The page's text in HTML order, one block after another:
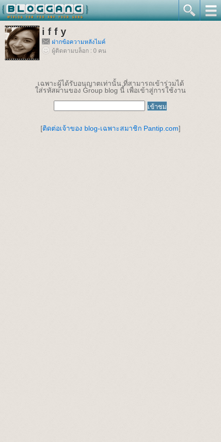
i f f y
ฝากข้อความหลังไมค์
ผู้ติดตามบล็อก : 0 คน
เฉพาะผู้ได้รับอนุญาตเท่านั้น ที่สามารถเข้าร่วมได้
ใส่รหัสผ่านของ Group blog นี้ เพื่อเข้าสู่การใช้งาน
[ติดต่อเจ้าของ blog-เฉพาะสมาชิก Pantip.com]